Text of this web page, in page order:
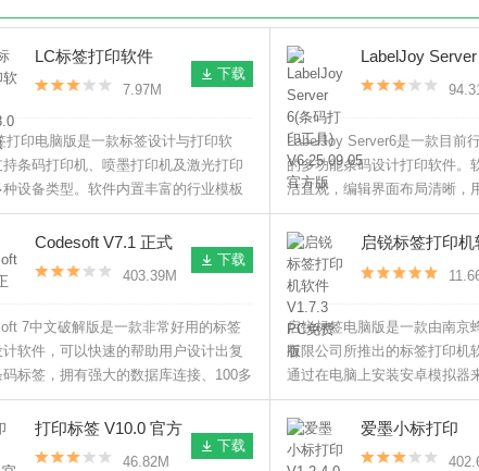
LC标签打印软件
V3.1.8.0 官方版
7.97M
下载
打印电脑版是一款标签设计与打印软
条码打印机、喷墨打印机及激光打印
设备类型。软件内置丰富的行业模板
服装吊牌、价格标签、货架标签、药
物流标签等全场景需求。
LabelJoy
码打印工具)
V6.25.09.05 官
LabelJoy Server6是一款目前
的多功能条码设计打印软件。
洁直观，编辑界面布局清晰，
中可实时预览效果。
Codesoft V7.1 正式
版
403.39M
下载
7中文破解版是一款非常好用的标签
软件，可以快速的帮助用户设计出复
标签，拥有强大的数据库连接、100多
号、标签还可以支持编程，大大提高
工作效率。
启锐标签打印机
V1.7.3 PC免费版
启锐标签电脑版是一款由南京
有限公司所推出的标签打印机
通过在电脑上安装安卓模拟器
它适用于各种行业多种场景的
支持蓝牙、excel数据绑定、图
打印标签 V10.0 官方
版
46.82M
下载
爱墨小标打印
V1.2.4.0 官方版